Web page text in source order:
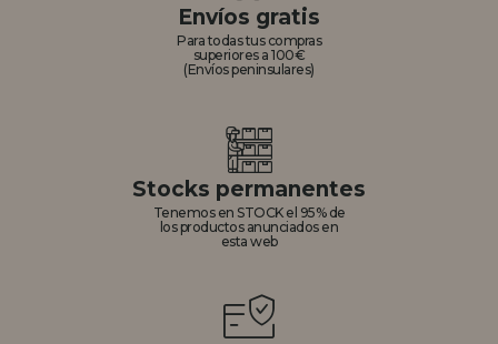
Envíos gratis
Para todas tus compras
superiores a 100€
(Envíos peninsulares)
Stocks permanentes
Tenemos en STOCK el 95% de
los productos anunciados en
esta web